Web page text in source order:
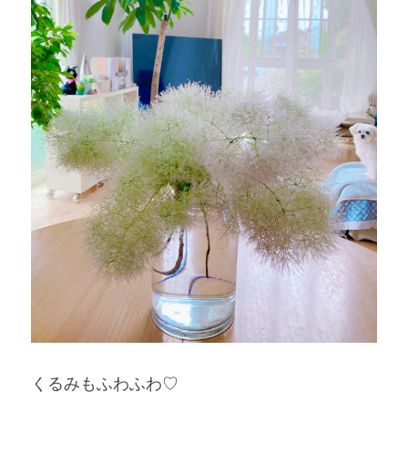
くるみもふわふわ♡